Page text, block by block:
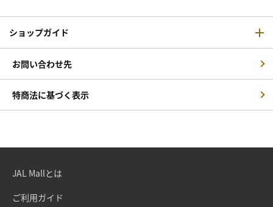
ショップガイド
お問い合わせ先
特商法に基づく表示
JAL Mallとは
ご利用ガイド